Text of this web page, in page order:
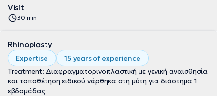
Visit
30 min
Rhinoplasty
Expertise
15 years of experience
Treatment: Διαφραγματορινοπλαστική με γενική αναισθησία
και τοποθέτηση ειδικού νάρθηκα στη μύτη για διάστημα 1
εβδομάδας